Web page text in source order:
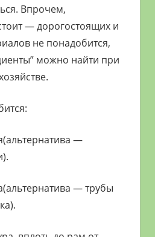
Впрочем,
— дорогостоящих и
не понадобится,
можно найти при
—
— трубы